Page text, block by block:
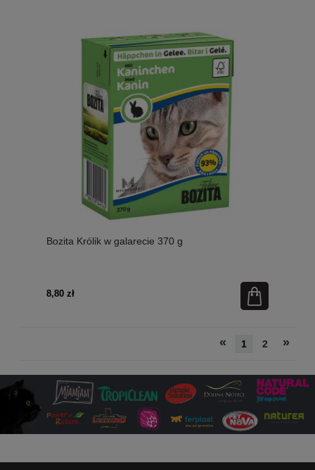
Bozita Królik w galarecie 370 g
8,80 zł
« 1 2 »